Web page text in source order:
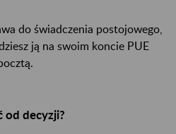
do świadczenia postojowego,
ją na swoim koncie PUE
od decyzji?